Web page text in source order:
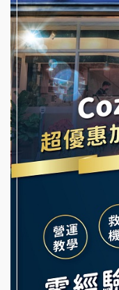
蓁伙烤倆吃加盟
霏等茶加盟說明會
早安山丘加盟說
冰封仙果加盟說
Ramble Café 漫
微風亭鐵板燒加
鮮茶道加盟說明會
【曉妍美妝】誠
拾鑶火鍋加盟說
阿性情趣無人販
龍涎居好湯加盟
舒油頭加盟說明會
韓金量加盟說明會
Mr.Wish加盟說明
白鬍泡泡 BOHO